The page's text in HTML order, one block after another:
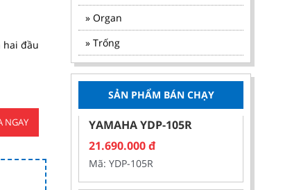
hai đầu
NGAY
» Organ
» Trống
SẢN PHẨM BÁN CHẠY
ĐÀN PIANO ĐIỆN
YAMAHA YDP-105R
21.690.000đ
Mã: YDP-105R